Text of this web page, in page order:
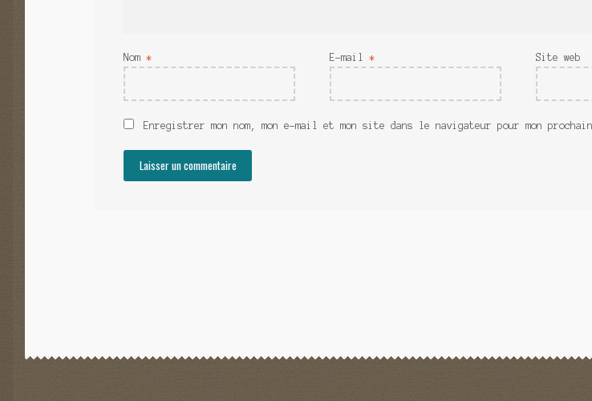
Nom* E-mail* Site web
Enregistrer mon nom, mon e-mail et mon site dans le navigateur pour mon prochain